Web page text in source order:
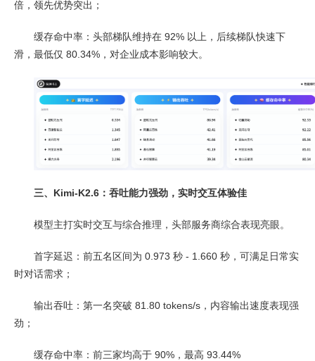
倍，领先优势突出；
缓存命中率：头部梯队维持在 92% 以上，后续梯队快速下
滑，最低仅 80.34%，对企业成本影响较大。
三、Kimi-K2.6：吞吐能力强劲，实时交互体验佳
模型主打实时交互与综合推理，头部服务商综合表现亮眼。
首字延迟：前五名区间为 0.973 秒 - 1.660 秒，可满足日常实
时对话需求；
输出吞吐：第一名突破 81.80 tokens/s，内容输出速度表现强
劲；
缓存命中率：前三家均高于 90%，最高 93.44%